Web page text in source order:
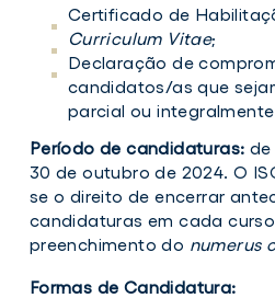
Certificado de
Curriculum Vitae;
Declaração de
candidatos/as que
parcial ou
Período de candidaturas: de
30 de outubro de 2024. O
se o direito de encerrar
candidaturas em cada
preenchimento do numerus
Formas de Candidatura: